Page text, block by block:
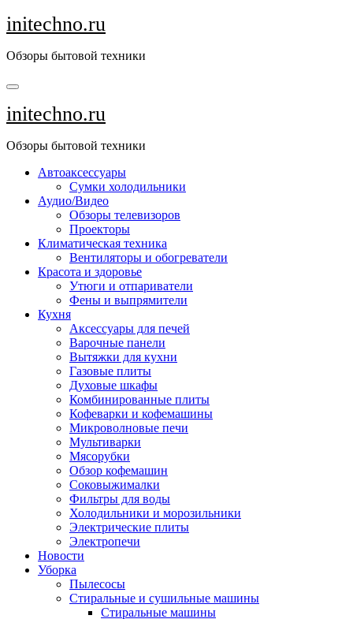
Перейти
к
initechno.ru
Обзоры бытовой техники
initechno.ru
Обзоры бытовой техники
Автоаксессуары
Сумки холодильники
Аудио/Видео
Обзоры телевизоров
Проекторы
Климатическая техника
Вентиляторы и обогреватели
Красота и здоровье
Утюги и отпариватели
Фены и выпрямители
Кухня
Аксессуары для печей
Варочные панели
Вытяжки для кухни
Газовые плиты
Духовые шкафы
Комбинированные плиты
Кофеварки и кофемашины
Микроволновые печи
Мультиварки
Мясорубки
Обзор кофемашин
Соковыжималки
Фильтры для воды
Холодильники и морозильники
Электрические плиты
Электропечи
Новости
Уборка
Пылесосы
Стиральные и сушильные машины
Стиральные машины